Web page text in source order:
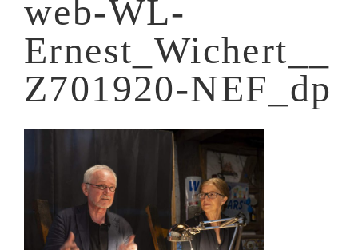
web-WL-
Ernest_Wichert__
Z701920-NEF_dp